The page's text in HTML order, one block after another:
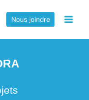
Nous joindre